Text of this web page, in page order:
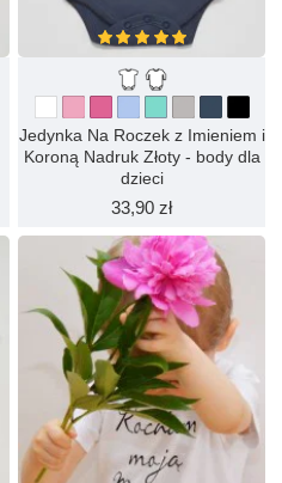
Jedynka Na Roczek z Imieniem i
Koroną Nadruk Złoty - body dla
dzieci
33,90 zł